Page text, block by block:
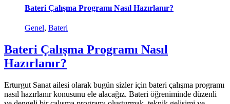
Bateri Çalışma Programı Nasıl Hazırlanır?
Genel, Bateri
Bateri Çalışma Programı Nasıl
Hazırlanır?
Erturgut Sanat ailesi olarak bugün sizler için bateri çalışma programı
nasıl hazırlanır konusunu ele alacağız. Bateri öğreniminde düzenli